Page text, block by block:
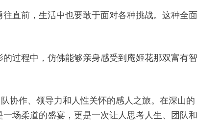
直前，生活中也要敢于面对各种挑战。这种全面
过程中，仿佛能够亲身感受到庵姬花那双富有智
协作、领导力和人性关怀的感人之旅。在深山的
场柔道的盛宴，更是一次让人思考人生、团队和